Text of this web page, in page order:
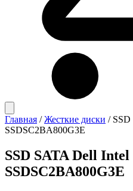
Главная / Жесткие диски /
SSDSC2BA800G3E
SSD SATA Dell
SSDSC2BA800G3E